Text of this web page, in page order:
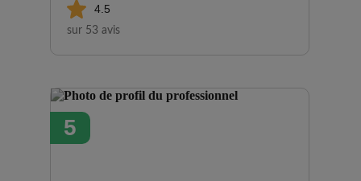
4.5
sur 53 avis
5